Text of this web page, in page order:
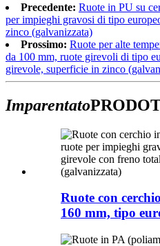
Precedente: Ruote in PU su
per impieghi gravosi di tipo
zinco (galvanizzata)
Prossimo: Ruote per alte
da 100 mm, ruote girevoli di tipo
girevole, superficie in zinco
Imparentato
Ruote con
160 mm, tipo